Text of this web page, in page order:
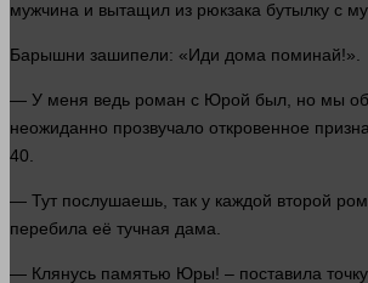
мужчина и вытащил из рюкзака бутылку с
Барышни зашипели: «Иди дома поминай!».
— У меня ведь роман с Юрой был, но мы
неожиданно прозвучало откровенное
40.
— Тут послушаешь, так у каждой второй
перебила её тучная дама.
— Клянусь памятью Юры! – поставила